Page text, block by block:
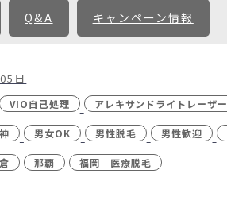
Q&A キャンペーン情報
日
VIO自己処理 アレキサンドライトレーザー
男女OK 男性脱毛 男性歓迎
那覇 福岡 医療脱毛